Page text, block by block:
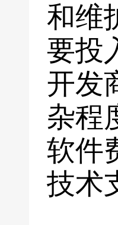
和维
要投
开发
杂程
软件
技术